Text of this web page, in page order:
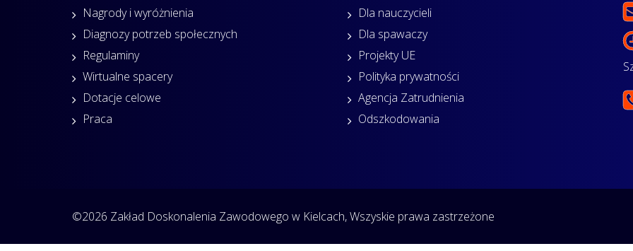
Nagrody i wyróżnienia
Diagnozy potrzeb społecznych
Regulaminy
Wirtualne spacery
Dotacje celowe
Praca
Dla nauczycieli
Dla spawaczy
Projekty UE
Polityka prywatności
Agencja Zatrudnienia
Odszkodowania
©2026 Zakład Doskonalenia Zawodowego w Kielcach, Wszyskie prawa zastrzeżone